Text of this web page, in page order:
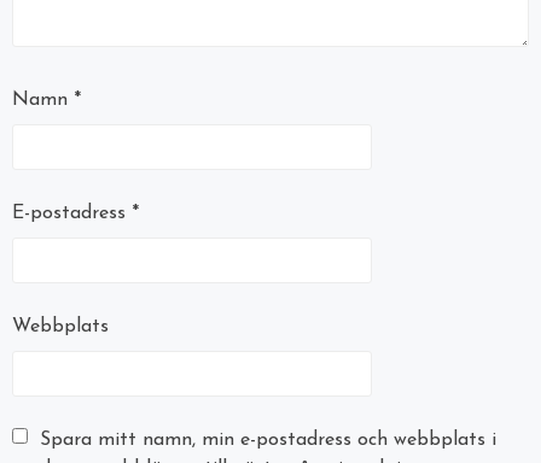
Namn *
E-postadress *
Webbplats
Spara mitt namn, min e-postadress och webbplats i